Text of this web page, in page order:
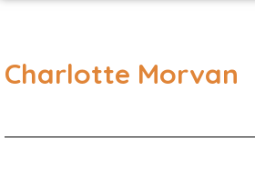
Charlotte Morvan